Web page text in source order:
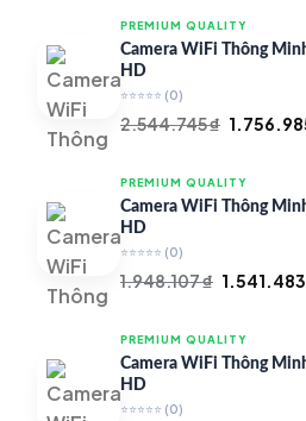
là:
PREMIUM QUALITY
Camera WiFi Thông
HD
⭐⭐⭐⭐⭐ (0)
2.544.745₫ Giá
là:
PREMIUM QUALITY
Camera WiFi Thông
HD
⭐⭐⭐⭐⭐ (0)
1.948.107₫ Giá
là:
PREMIUM QUALITY
Camera WiFi Thông
HD
⭐⭐⭐⭐⭐ (0)